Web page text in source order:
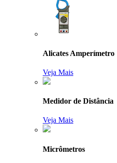
Alicates Amperímetro
Veja Mais
Medidor de Distância
Veja Mais
Micrômetros